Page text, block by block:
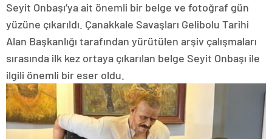
Seyit Onbaşı’ya ait önemli bir belge ve fotoğraf gün
yüzüne çıkarıldı. Çanakkale Savaşları Gelibolu Tarihi
Alan Başkanlığı tarafından yürütülen arşiv çalışmaları
sırasında ilk kez ortaya çıkarılan belge Seyit Onbaşı ile
ilgili önemli bir eser oldu.